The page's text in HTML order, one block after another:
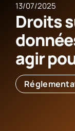
13/07/2025
Droits
agir